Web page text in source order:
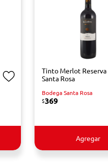
Tinto Merlot Reserva
Santa Rosa
Bodega Santa Rosa
$369
Agregar